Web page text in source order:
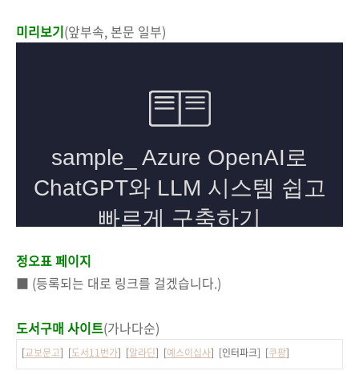
미리보기(앞부속, 본문 일부)
정오표 페이지
■ (등록되는 대로 링크를 걸겠습니다.)
도서구매 사이트(가나다순)
[교보문고] [도서11번가] [알라딘] [예스이십사] [인터파크] [쿠팡]